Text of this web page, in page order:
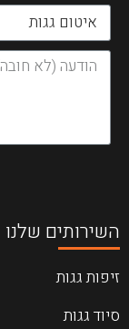
השירותים שלנו
זיפות גגות
סיוד גגות